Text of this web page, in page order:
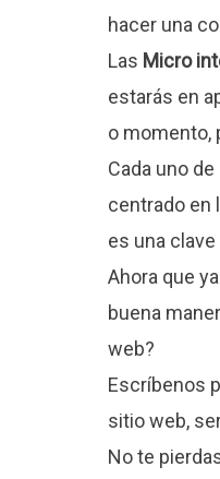
hacer una
Las Micro
estarás en
o momento,
Cada uno
centrado en
es una clave
Ahora que
buena
web?
Escríbenos
sitio web,
No te